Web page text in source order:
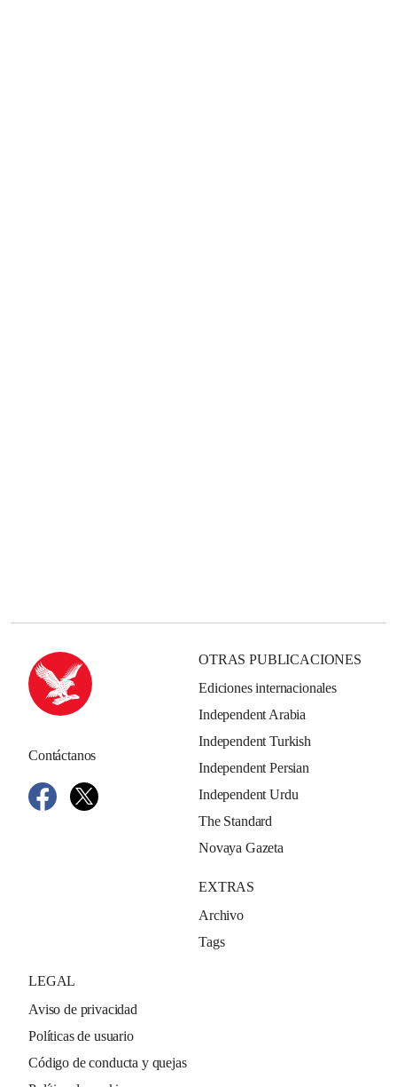
Contáctanos
OTRAS PUBLICACIONES
Ediciones internacionales
Independent Arabia
Independent Turkish
Independent Persian
Independent Urdu
The Standard
Novaya Gazeta
EXTRAS
Archivo
Tags
LEGAL
Aviso de privacidad
Políticas de usuario
Código de conducta y quejas